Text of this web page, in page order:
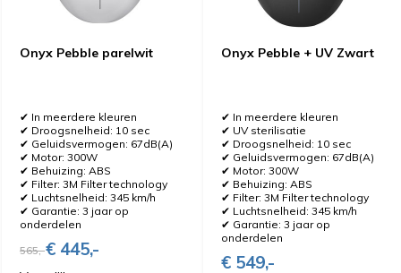
Onyx Pebble parelwit
✔ In meerdere kleuren
✔ Droogsnelheid: 10 sec
✔ Geluidsvermogen: 67dB(A)
✔ Motor: 300W
✔ Behuizing: ABS
✔ Filter: 3M Filter technology
✔ Luchtsnelheid: 345 km/h
✔ Garantie: 3 jaar op
onderdelen
565,-€ 445,-
Onyx Pebble + UV Zwart
✔ In meerdere kleuren
✔ UV sterilisatie
✔ Droogsnelheid: 10 sec
✔ Geluidsvermogen: 67dB(A)
✔ Motor: 300W
✔ Behuizing: ABS
✔ Filter: 3M Filter technology
✔ Luchtsnelheid: 345 km/h
✔ Garantie: 3 jaar op
onderdelen
€ 549,-